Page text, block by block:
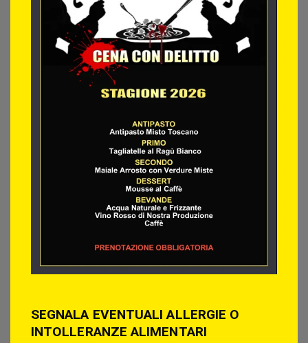
SEGNALA EVENTUALI ALLERGIE O
INTOLLERANZE ALIMENTARI